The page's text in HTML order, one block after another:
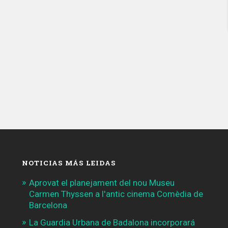
NOTICIAS MÁS LEIDAS
Aprovat el planejament del nou Museu
Carmen Thyssen a l'antic cinema Comèdia de
Barcelona
La Guardia Urbana de Badalona incorporará